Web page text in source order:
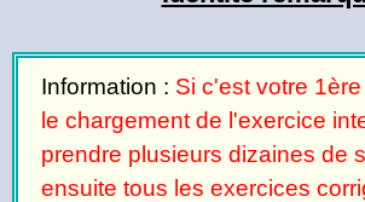
Information : Si c'est votre
le chargement de l'exercice
prendre plusieurs dizaines de
ensuite tous les exercices